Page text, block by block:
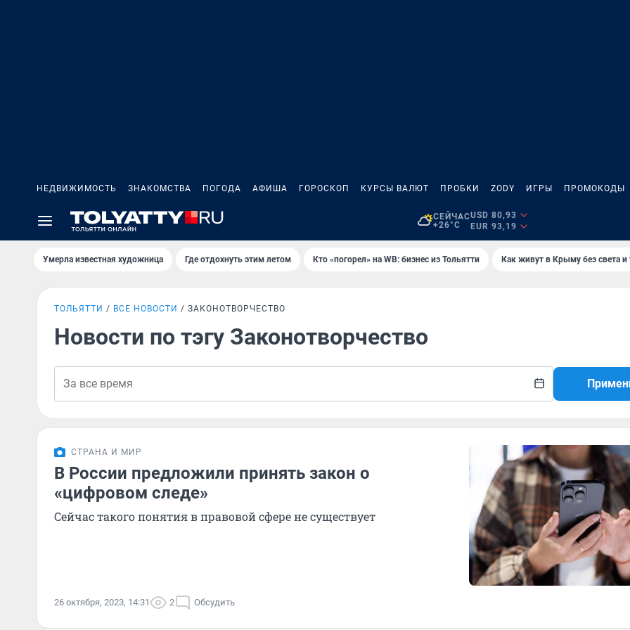
НЕДВИЖИМОСТЬ ЗНАКОМСТВА ПОГОДА АФИША ГОРОСКОП КУРСЫ ВАЛЮТ ПРОБКИ ZODY ИГРЫ ПРОМОКОДЫ
СЕЙЧАС
+26°C
USD 80,93
EUR 93,19
Умерла известная художница Где отдохнуть этим летом Кто «погорел» на WB: бизнес из Тольятти Как живут в Крыму без света и
ТОЛЬЯТТИ ВСЕ НОВОСТИ ЗАКОНОТВОРЧЕСТВО
Новости по тэгу Законотворчество
СТРАНА И МИР
В России предложили принять закон о
«цифровом следе»
Сейчас такого понятия в правовой сфере не существует
26 октября, 2023, 14:31 2 Обсудить